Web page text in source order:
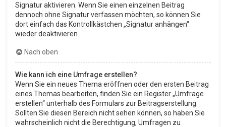
Signatur aktivieren. Wenn Sie einen einzelnen Beitrag
dennoch ohne Signatur verfassen möchten, so können Sie
dort einfach das Kontrollkästchen „Signatur anhängen“
wieder deaktivieren.
Nach oben
Wie kann ich eine Umfrage erstellen?
Wenn Sie ein neues Thema eröffnen oder den ersten Beitrag
eines Themas bearbeiten, finden Sie ein Register „Umfrage
erstellen“ unterhalb des Formulars zur Beitragserstellung.
Sollten Sie diesen Bereich nicht sehen können, so haben Sie
wahrscheinlich nicht die Berechtigung, Umfragen zu